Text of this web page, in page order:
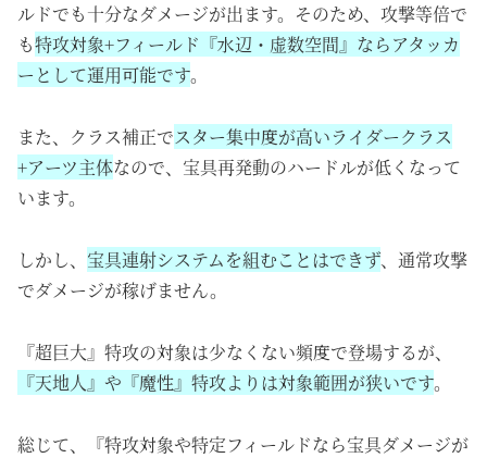
ルドでも十分なダメージが出ます。そのため、攻撃等倍で
も特攻対象+フィールド『水辺・虚数空間』ならアタッカ
ーとして運用可能です。
また、クラス補正でスター集中度が高いライダークラス
+アーツ主体なので、宝具再発動のハードルが低くなって
います。
しかし、 宝具連射システムを組むことはできず、通常攻撃
でダメージが稼げません。
『超巨大』特攻の対象は少なくない頻度で登場するが、
『天地人』や『魔性』特攻よりは対象範囲が狭いです。
総じて、『特攻対象や特定フィールドなら宝具ダメージが